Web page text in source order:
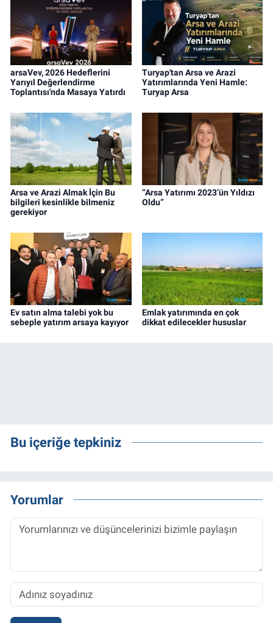
arsaVev, 2026 Hedeflerini
Yarıyıl Değerlendirme
Toplantısı'nda Masaya Yatırdı
Turyap'tan Arsa ve Arazi
Yatırımlarında Yeni Hamle:
Turyap Arsa
Arsa ve Arazi Almak İçin Bu
bilgileri kesinlikle bilmeniz
gerekiyor
“Arsa Yatırımı 2023’ün Yıldızı
Oldu”
Ev satın alma talebi yok bu
sebeple yatırım arsaya kayıyor
Emlak yatırımında en çok
dikkat edilecekler hususlar
Bu içeriğe tepkiniz
Yorumlar